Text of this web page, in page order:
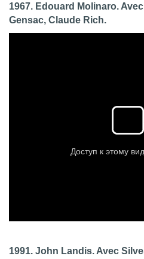
1967. Edouard Molinaro.
Gensac, Claude Rich.
1991. John Landis. Avec